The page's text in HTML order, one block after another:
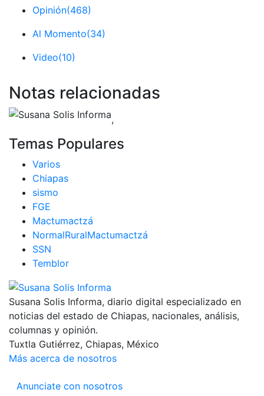
Opinión(468)
Al Momento(34)
Video(10)
Notas relacionadas
,
Temas Populares
Varios
Chiapas
sismo
FGE
Mactumactzá
NormalRuralMactumactzá
SSN
Temblor
Susana Solis Informa, diario digital especializado en
noticias del estado de Chiapas, nacionales, análisis,
columnas y opinión.
Tuxtla Gutiérrez, Chiapas, México
Más acerca de nosotros
Anunciate con nosotros